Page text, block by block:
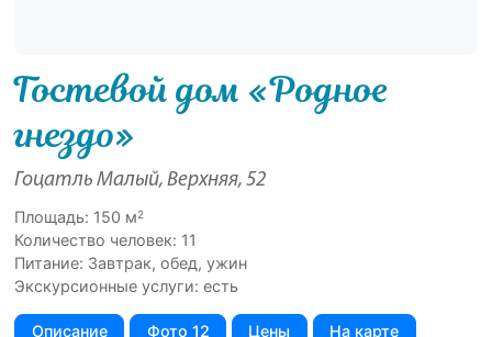
Гостевой дом «Родное
гнездо»
Гоцатль Малый, Верхняя, 52
Площадь: 150 м2
Количество человек: 11
Питание: Завтрак, обед, ужин
Экскурсионные услуги: есть
Описание Фото 12 Цены На карте